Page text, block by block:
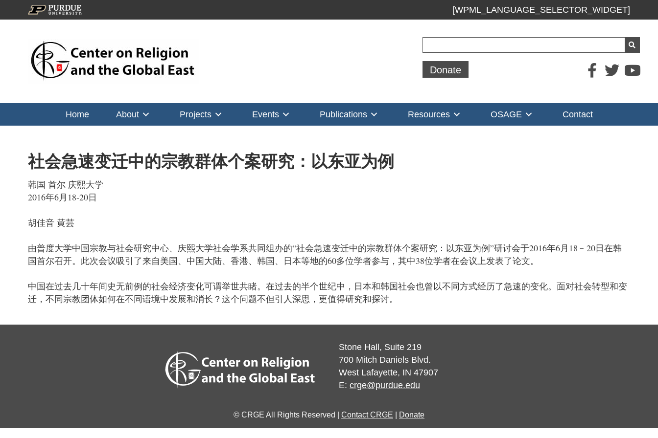
[WPML_LANGUAGE_SELECTOR_WIDGET]
Donate
Home About Projects Events Publications Resources OSAGE Contact
社会急速变迁中的宗教群体个案研究：以东亚为例
韩国 首尔 庆熙大学
2016年6月 18-20日
胡佳音 黄芸
由普度大学中国宗教与社会研究中心、庆熙大学社会学系共同组办的“社会急速变迁中的宗教群体个案研究：以东亚为例”研讨会于2016年6月 18 ﹣ 20日在韩
国首尔召开。此次会议吸引了来自美国、中国大陆、香港、韩国、日本等地的60多位学者参与，其中38位学者在会议上发表了论文。
中国在过去几十年间史无前例的社会经济变化可谓举世共睹。在过去的半个世纪中，日本和韩国社会也曾以不同方式经历了急速的变化。面对社会转型和变
迁，不同宗教团体如何在不同语境中发展和消长？这个问题不但引人深思，更值得研究和探讨。
Stone Hall, Suite 219
700 Mitch Daniels Blvd.
West Lafayette, IN 47907
E: crge@purdue.edu
© CRGE All Rights Reserved | Contact CRGE Donate